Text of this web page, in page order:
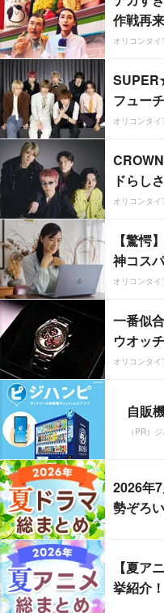
作戦再来
オリコンタイ
フュー
オリコンタイ
ドらし
オリコンタイ
【驚愕
神コス
オリコンタイ
一番似
ウオッチ
オリコンタイ
自販
（PR）
2026年
勢ぞろ
【夏ア
挙紹介！